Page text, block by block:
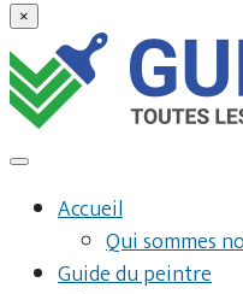
×
Accueil
Qui sommes
Guide du peintre